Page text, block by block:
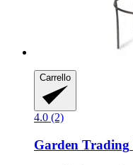
Carrello
4.0 (2)
Garden Trading